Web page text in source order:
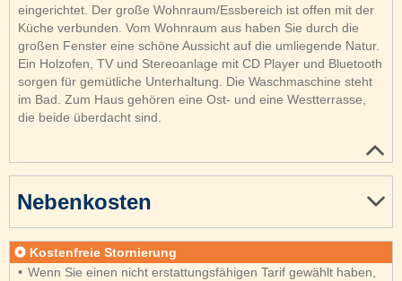
eingerichtet. Der große Wohnraum/Essbereich ist offen mit der
Küche verbunden. Vom Wohnraum aus haben Sie durch die
großen Fenster eine schöne Aussicht auf die umliegende Natur.
Ein Holzofen, TV und Stereoanlage mit CD Player und Bluetooth
sorgen für gemütliche Unterhaltung. Die Waschmaschine steht
im Bad. Zum Haus gehören eine Ost- und eine Westterrasse,
die beide überdacht sind.
Nebenkosten
Kostenfreie Stornierung
Wenn Sie einen nicht erstattungsfähigen Tarif gewählt haben,